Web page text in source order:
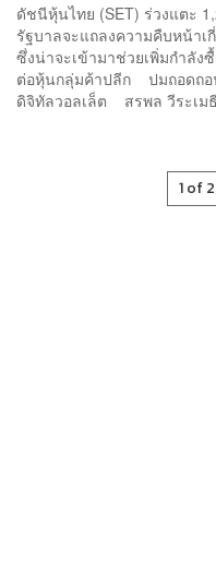
ดัชนีหุ้นไทย (SET) ร่วงแตะ
รัฐบาลจะแถลงความคืบหน้าเ
ซึ่งน่าจะเข้ามาช่วยเพิ่มกำลั
ต่อหุ้นกลุ่มค้าปลีก ปมถอดถอ
ดิจิทัลวอลเล็ต สรพล วีระเม
1 of 2